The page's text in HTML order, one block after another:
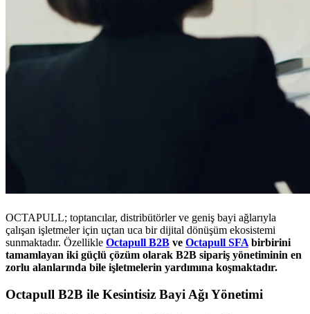
OCTAPULL; toptancılar, distribütörler ve geniş bayi ağlarıyla
çalışan işletmeler için uçtan uca bir dijital dönüşüm ekosistemi
sunmaktadır. Özellikle Octapull B2B ve Octapull SFA birbirini
tamamlayan iki güçlü çözüm olarak B2B sipariş yönetiminin en
zorlu alanlarında bile işletmelerin yardımına koşmaktadır.
Octapull B2B ile Kesintisiz Bayi Ağı Yönetimi